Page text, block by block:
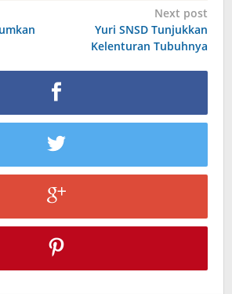
Next post
Yuri SNSD Tunjukkan
Kelenturan Tubuhnya